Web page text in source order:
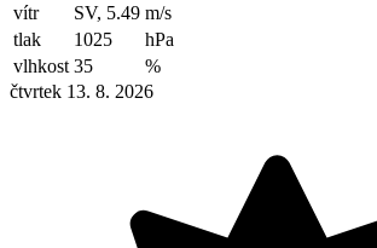
vítr
SV, 5.49 m/s
tlak
1025
hPa
vlhkost 35
%
čtvrtek 13. 8. 2026